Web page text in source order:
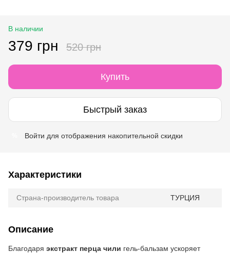
В наличии
379 грн 520 грн
Купить
Быстрый заказ
Войти для отображения накопительной скидки
Характеристики
Страна-производитель товара ТУРЦИЯ
Описание
Благодаря экстракт перца чили гель-бальзам ускоряет